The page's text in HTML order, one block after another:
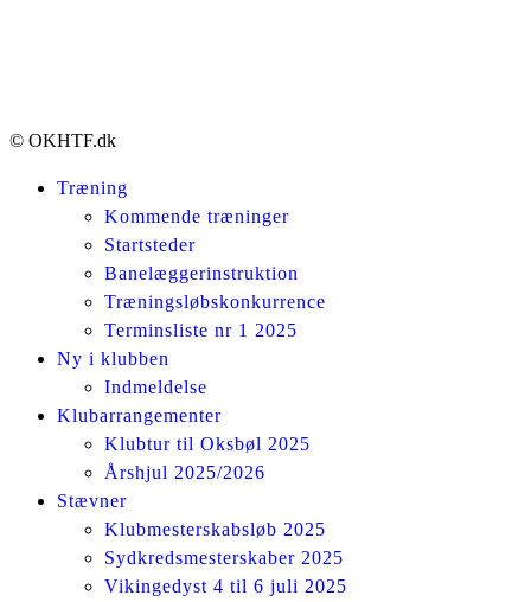
© OKHTF.dk
Træning
Kommende træninger
Startsteder
Banelæggerinstruktion
Træningsløbskonkurrence
Terminsliste nr 1 2025
Ny i klubben
Indmeldelse
Klubarrangementer
Klubtur til Oksbøl 2025
Årshjul 2025/2026
Stævner
Klubmesterskabsløb 2025
Sydkredsmesterskaber 2025
Vikingedyst 4 til 6 juli 2025